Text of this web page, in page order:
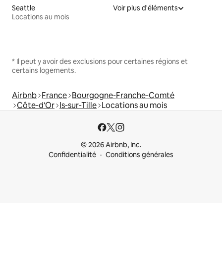
Seattle
Locations au mois
Voir plus d'éléments
* Il peut y avoir des exclusions pour certaines régions et
certains logements.
Airbnb France Bourgogne-Franche-Comté
Côte-d'Or Is-sur-Tille Locations au mois
© 2026 Airbnb, Inc.
Confidentialité
Conditions générales